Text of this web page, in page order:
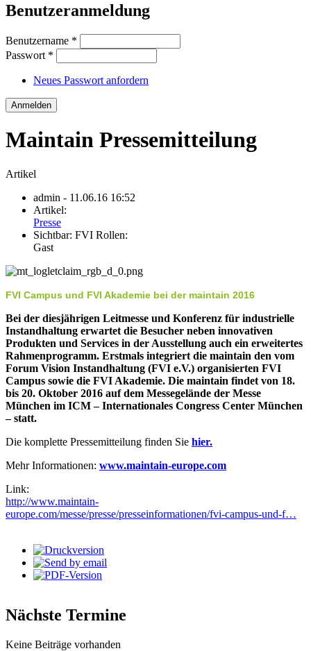
Benutzeranmeldung
Benutzername *
Passwort *
Neues Passwort anfordern
Maintain Pressemitteilung
Artikel
admin - 11.06.16 16:52
Artikel:
Presse
Sichtbar: FVI Rollen:
Gast
FVI Campus und FVI Akademie bei der maintain 2016
Bei der diesjährigen Leitmesse und Konferenz für industrielle
Instandhaltung erwartet die Besucher neben innovativen
Produkten und Services in der Ausstellung auch ein erweitertes
Rahmenprogramm. Erstmals integriert die maintain den vom
Forum Vision Instandhaltung (FVI e.V.) organisierten FVI
Campus sowie die FVI Akademie. Die maintain findet von 18.
bis 20. Oktober 2016 auf dem Messegelände der Messe
München im ICM – Internationales Congress Center München
– statt.
Die komplette Pressemitteilung finden Sie hier.
Mehr Informationen: www.maintain-europe.com
Link:
http://www.maintain-
europe.com/messe/presse/presseinformationen/fvi-campus-und-f…
Nächste Termine
Keine Beiträge vorhanden